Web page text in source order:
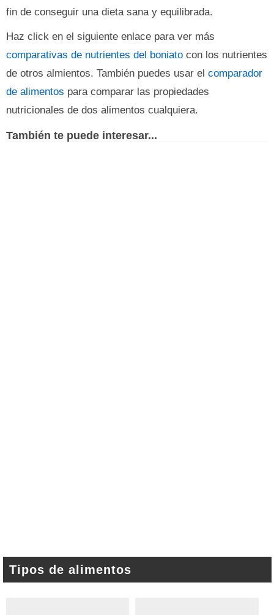
fin de conseguir una dieta sana y equilibrada.
Haz click en el siguiente enlace para ver más
comparativas de nutrientes del boniato con los nutrientes
de otros almientos. También puedes usar el comparador
de alimentos para comparar las propiedades
nutricionales de dos alimentos cualquiera.
También te puede interesar...
Tipos de alimentos